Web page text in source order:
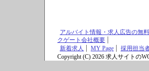
アルバイト情報・求人広告の無
クゲート会社概要
新着求人
MY Page 採用担当
Copyright (C) 2026 求人サイトの